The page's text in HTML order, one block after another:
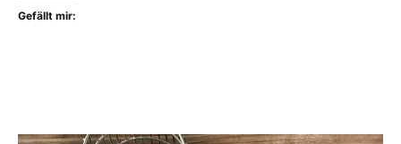
Gefällt mir: